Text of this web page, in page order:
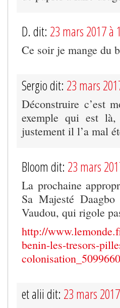
D. dit: 23 mars 2017 à
Ce soir je mange du
Sergio dit: 23 mars
Déconstruire c’est
exemple qui est
justement il l’a mal
Bloom dit: 23 mars
La prochaine
Sa Majesté
Vaudou, qui rigole
http://
benin-les-tresors-
et alii dit: 23 mars